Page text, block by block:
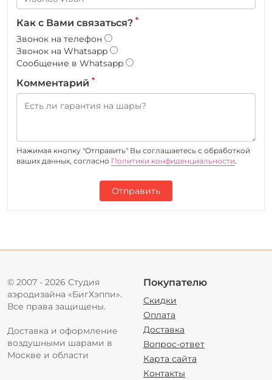
Как с Вами связаться? *
Звонок на телефон
Звонок на Whatsapp
Сообщение в Whatsapp
Комментарий *
Нажимая кнопку "Отправить" Вы соглашаетесь c обработкой
ваших данных, согласно Политики конфиденциальности.
Отправить
© 2007 - 2026 Студия
аэродизайна «БигХэппи».
Все права защищены.
Доставка и оформление
воздушными шарами в
Москве и области
Покупателю
Скидки
Оплата
Доставка
Вопрос-ответ
Карта сайта
Контакты